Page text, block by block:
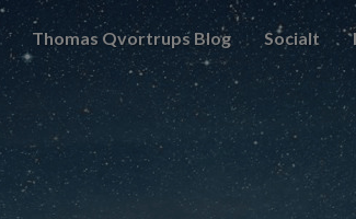
Thomas Qvortrups Blog Socialt